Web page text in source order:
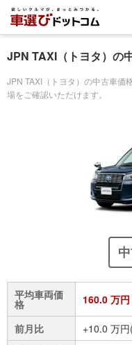
JPN TAXI（トヨタ）の
JPN TAXI（トヨタ）の中古車価
場をご確認いただけます。
平均車両価
格 160.0 万円
前月比
+10.0 万